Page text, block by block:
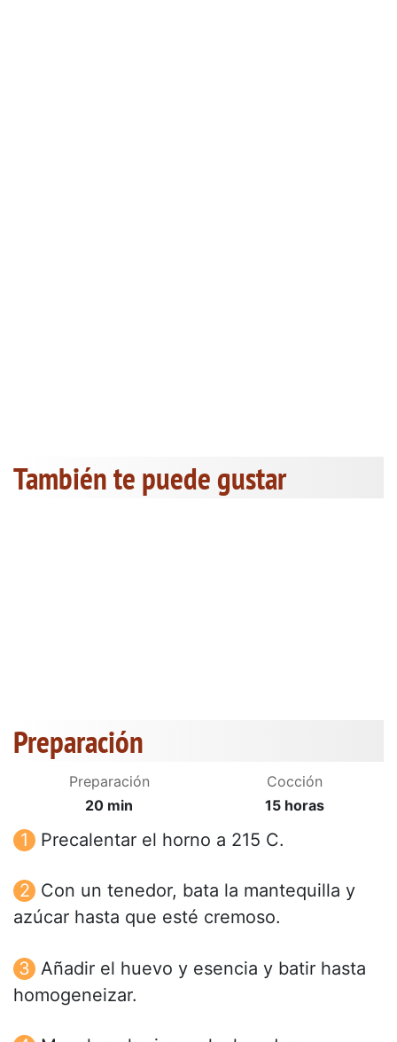
También te puede gustar
Preparación
Preparación
20 min
Cocción
15 horas
Precalentar el horno a 215 C.
Con un tenedor, bata la mantequilla y
azúcar hasta que esté cremoso.
Añadir el huevo y esencia y batir hasta
homogeneizar.